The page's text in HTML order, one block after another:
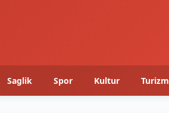
Saglik Spor Kultur Turizm